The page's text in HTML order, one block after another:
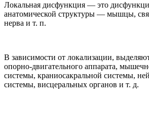
Локальная дисфункция — это
анатомической структуры — мышцы,
нерва и т. п.
В зависимости от локализации,
опорно-двигательного аппарата,
системы, краниосакральной системы,
системы, висцеральных органов и т. д.